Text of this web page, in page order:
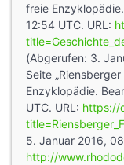
freie
12:54 UTC. URL:
(Abgerufen: 3.
Seite
Enzyklopädie.
UTC. URL: https://
5. Januar 2016,
http://